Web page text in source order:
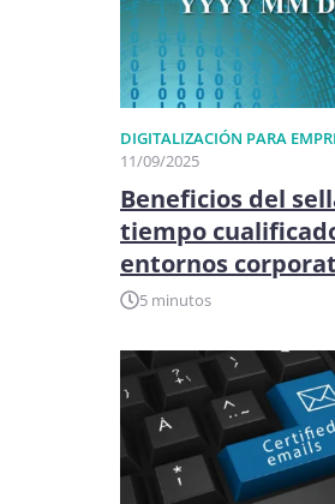
DIGITALIZACIÓN PARA
11/09/2025
Beneficios del
tiempo
entornos
5 minutos